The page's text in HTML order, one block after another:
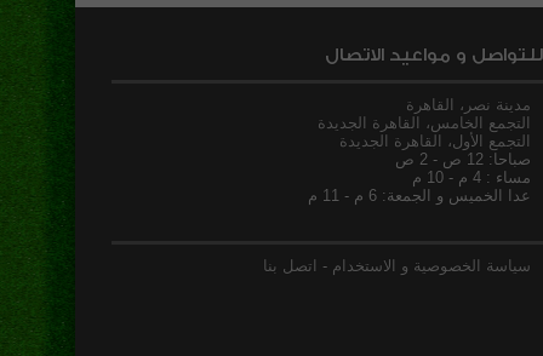
للتواصل و مواعيد الاتصال
مدينة نصر، القاهرة
التجمع الخامس، القاهرة الجديدة
التجمع الأول، القاهرة الجديدة
صباحا: 12 ص - 2 ص
مساء : 4 م - 10 م
عدا الخميس و الجمعة: 6 م - 11 م
سياسة الخصوصية و الاستخدام - اتصل بنا